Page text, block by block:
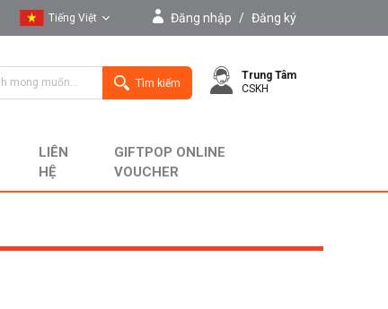
Tiếng Việt
English
Đăng nhập / Đăng ký
Tìm kiếm
Trung Tâm
CSKH
LIÊN
HỆ
GIFTPOP ONLINE
VOUCHER